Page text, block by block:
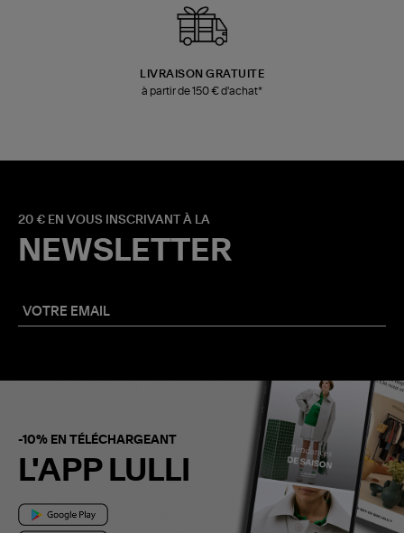
LIVRAISON GRATUITE
à partir de 150 € d'achat*
20 € EN VOUS INSCRIVANT À LA
NEWSLETTER
-10% EN TÉLÉCHARGEANT
L'APP LULLI